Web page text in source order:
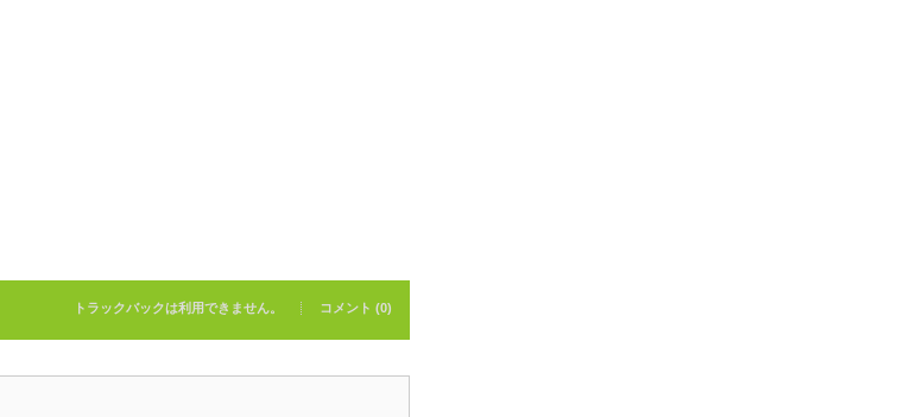
トラックバックは利用できません。 コメント (0)